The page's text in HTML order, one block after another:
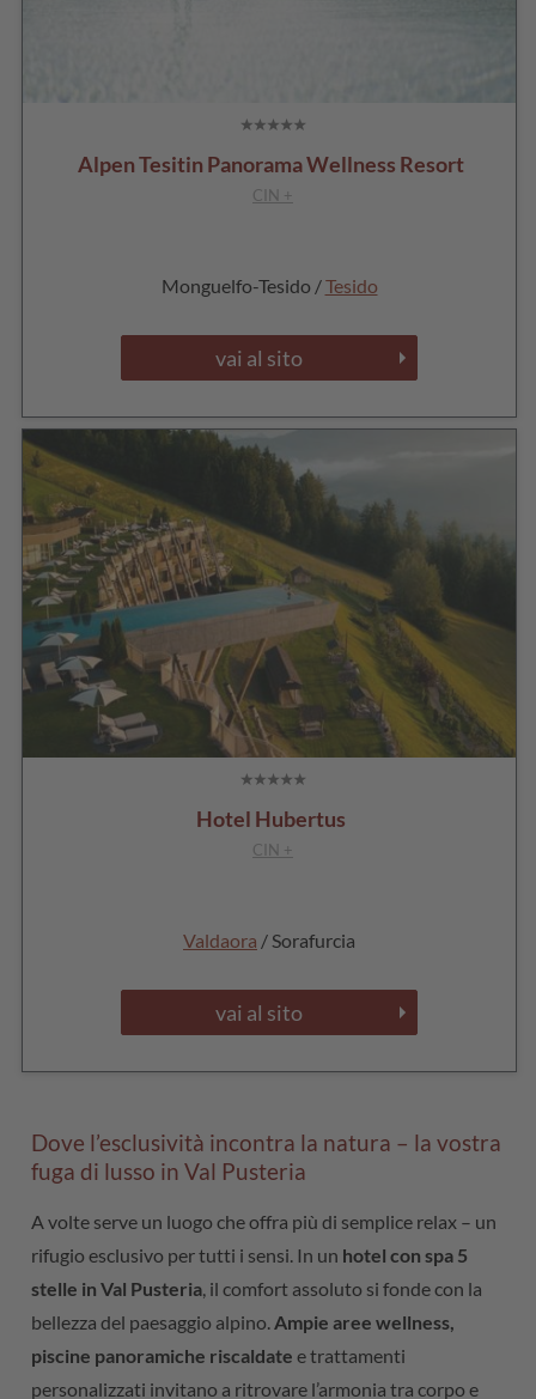
Alpen Tesitin Panorama Wellness Resort
CIN +
Monguelfo-Tesido /Tesido
vai al sito
Hotel Hubertus
CIN +
Valdaora / Sorafurcia
vai al sito
Dove l’esclusività incontra la natura – la vostra
fuga di lusso in Val Pusteria
A volte serve un luogo che offra più di semplice relax – un
rifugio esclusivo per tutti i sensi. In un hotel con spa 5
stelle in Val Pusteria , il comfort assoluto si fonde con la
bellezza del paesaggio alpino. Ampie aree wellness,
piscine panoramiche riscaldate e trattamenti
personalizzati invitano a ritrovare l’armonia tra corpo e